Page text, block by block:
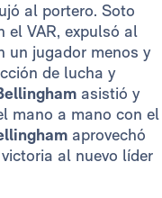
al portero. Soto
el VAR, expulsó al
un jugador menos y
de lucha y
asistió y
mano a mano con el
aprovechó
al nuevo líder